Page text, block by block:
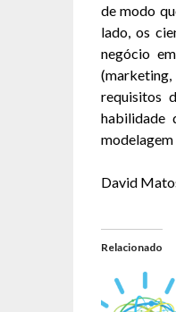
de modo
lado, os
negócio
requisitos
habilidade
David
Relacionado